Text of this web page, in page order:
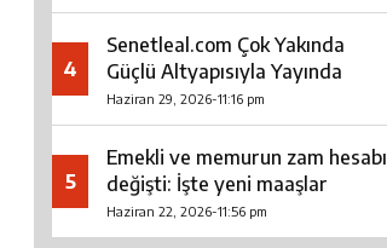
4
Senetleal.com Çok Yakında
Güçlü Altyapısıyla Yayında
Haziran 29, 2026-11:16 pm
5
Emekli ve memurun zam hesabı
değişti: İşte yeni maaşlar
Haziran 22, 2026-11:56 pm